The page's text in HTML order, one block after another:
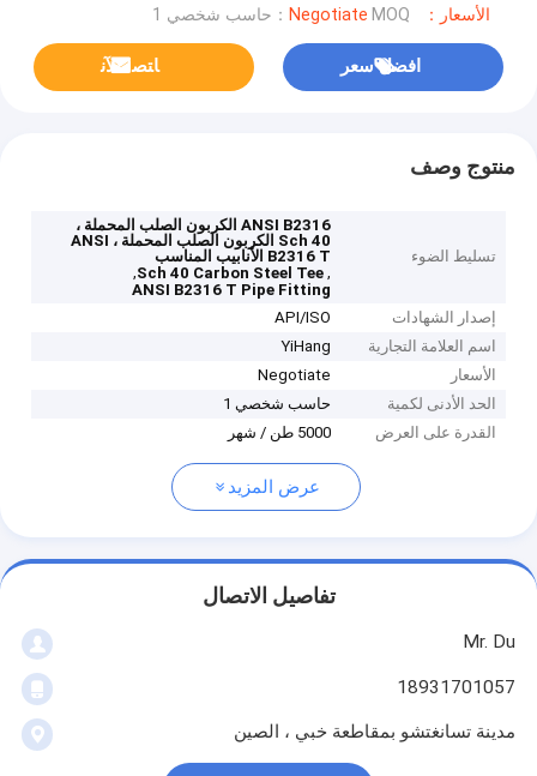
الأسعار：Negotiate MOQ：حاسب شخصي 1
افضل سعر ﺎﺘﺼﻟ ﺍﻶﻧ
منتوج وصف
تسليط الضوء
ANSI B2316 الكربون الصلب المحملة ،
Sch 40 الكربون الصلب المحملة ، ANSI
B2316 T الأنابيب المناسب
,
Sch 40 Carbon Steel Tee
,
ANSI B2316 T Pipe Fitting
إصدار الشهادات
API/ISO
اسم العلامة التجارية
YiHang
الأسعار
Negotiate
الحد الأدنى لكمية
حاسب شخصي 1
القدرة على العرض
5000 طن / شهر
عرض المزيد
تفاصيل الاتصال
Mr. Du
18931701057
مدينة تسانغتشو بمقاطعة خبي ، الصين